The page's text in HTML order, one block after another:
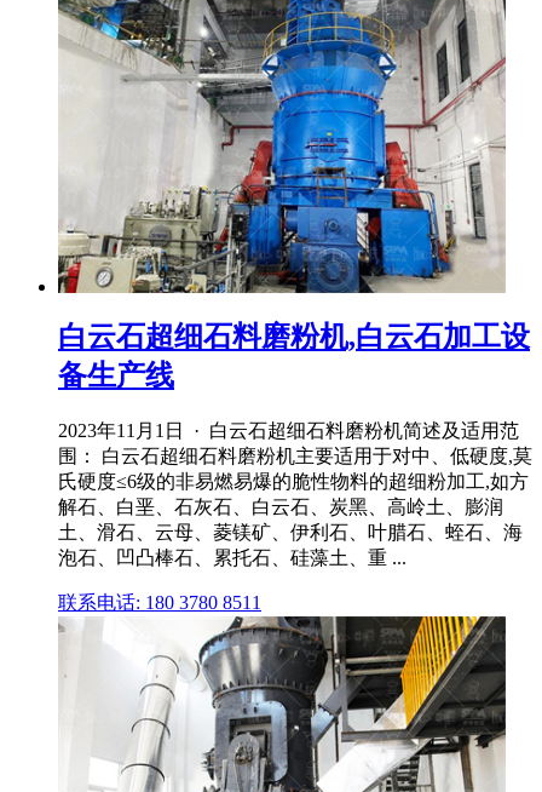
白云石超细石料磨粉机,白云石加工设
备生产线
2023年11月1日 · 白云石超细石料磨粉机简述及适用范
围： 白云石超细石料磨粉机主要适用于对中、低硬度,莫
氏硬度≤6级的非易燃易爆的脆性物料的超细粉加工,如方
解石、白垩、石灰石、白云石、炭黑、高岭土、膨润
土、滑石、云母、菱镁矿、伊利石、叶腊石、蛭石、海
泡石、凹凸棒石、累托石、硅藻土、重 ...
联系电话: 180 3780 8511